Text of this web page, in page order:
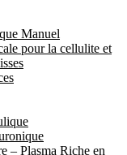
Manuel
pour la cellulite et
– Plasma Riche en